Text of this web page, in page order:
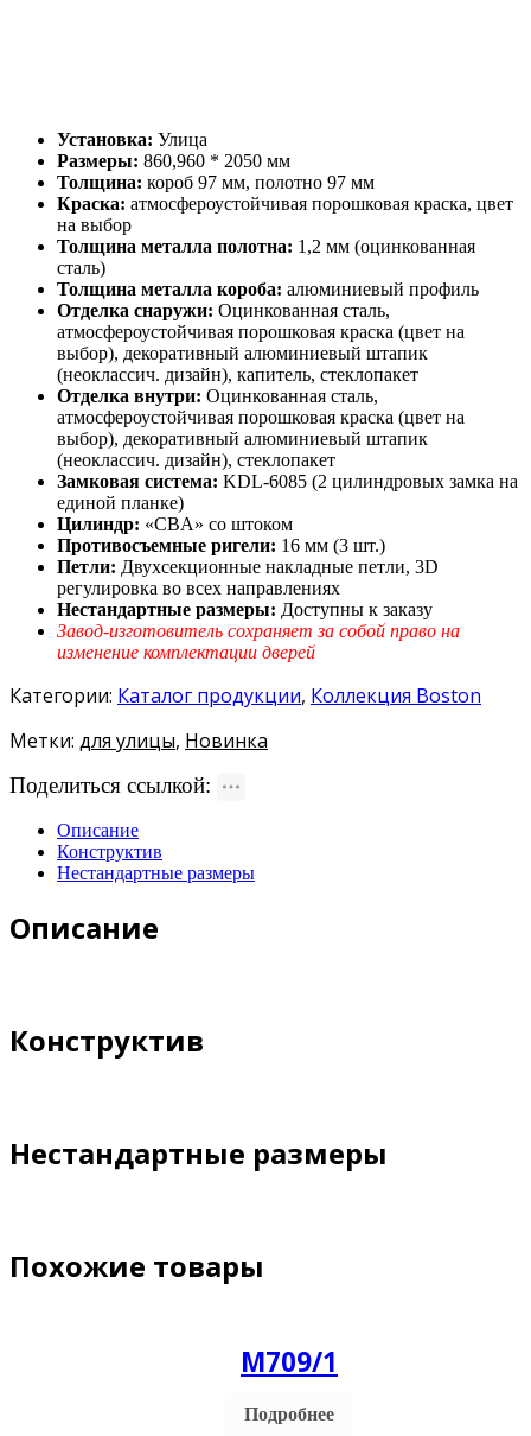
Установка: Улица
Размеры: 860,960 * 2050 мм
Толщина: короб 97 мм, полотно 97 мм
Краска: атмосфероустойчивая порошковая краска, цвет
на выбор
Толщина металла полотна: 1,2 мм (оцинкованная
сталь)
Толщина металла короба: алюминиевый профиль
Отделка снаружи: Оцинкованная сталь,
атмосфероустойчивая порошковая краска (цвет на
выбор), декоративный алюминиевый штапик
(неоклассич. дизайн), капитель, стеклопакет
Отделка внутри: Оцинкованная сталь,
атмосфероустойчивая порошковая краска (цвет на
выбор), декоративный алюминиевый штапик
(неоклассич. дизайн), стеклопакет
Замковая система: KDL-6085 (2 цилиндровых замка на
единой планке)
Цилиндр: «CBA» со штоком
Противосъемные ригели: 16 мм (3 шт.)
Петли: Двухсекционные накладные петли, 3D
регулировка во всех направлениях
Нестандартные размеры: Доступны к заказу
Завод-изготовитель сохраняет за собой право на
изменение комплектации дверей
Категории: Каталог продукции, Коллекция Boston
Метки: для улицы, Новинка
Поделиться ссылкой:
Описание
Конструктив
Нестандартные размеры
Описание
Конструктив
Нестандартные размеры
Похожие товары
М709/1
Подробнее